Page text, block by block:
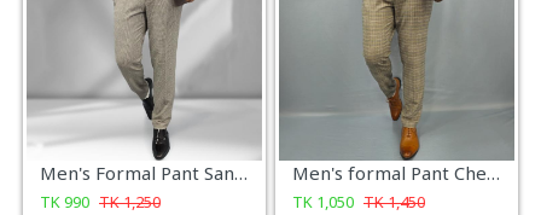
Men's Formal Pant Sandstone Check
TK990 TK1,250
Men's formal Pant Check New Arrival
TK 1,050 TK1,450